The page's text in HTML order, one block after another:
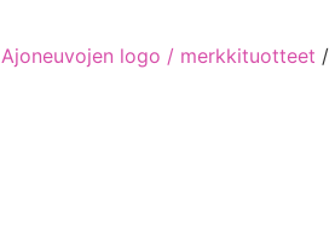
Ajoneuvojen logo / merkkituotteet /